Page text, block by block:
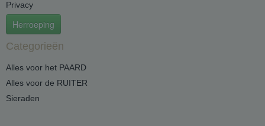
Privacy
Herroeping
Categorieën
Alles voor het PAARD
Alles voor de RUITER
Sieraden